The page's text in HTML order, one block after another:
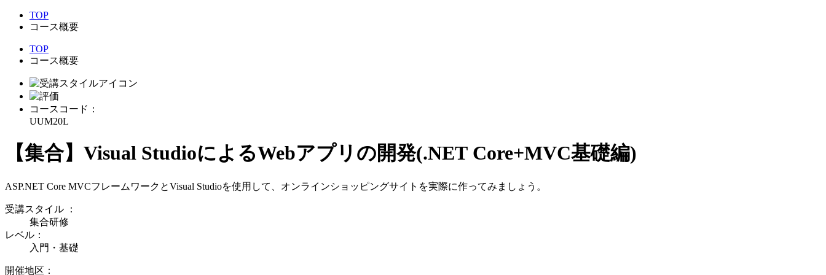
TOP
コース概要
TOP
コース概要
コースコード：
UUM20L
【集合】Visual StudioによるWebアプリの開発(.NET Core+MVC基礎編)
ASP.NET Core MVCフレームワークとVisual Studioを使用して、オンラインショッピングサイトを実際に作ってみましょう。
受講スタイル ：
集合研修
レベル：
入門・基礎
開催地区：